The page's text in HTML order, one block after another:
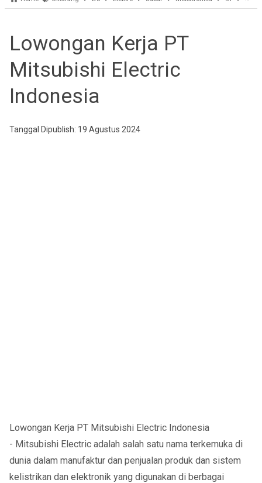
Lowongan Kerja PT
Mitsubishi Electric
Indonesia
Tanggal Dipublish: 19 Agustus 2024
Lowongan Kerja PT Mitsubishi Electric Indonesia
- Mitsubishi Electric adalah salah satu nama terkemuka di
dunia dalam manufaktur dan penjualan produk dan sistem
kelistrikan dan elektronik yang digunakan di berbagai